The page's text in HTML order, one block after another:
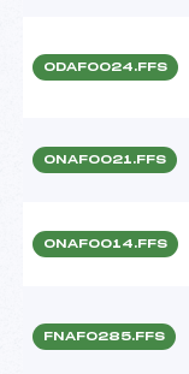
ODAF0024.FFS
ONAF0021.FFS
ONAF0014.FFS
FNAF0285.FFS